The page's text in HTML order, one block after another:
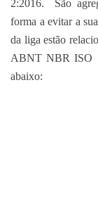
2:2016. São
forma a evitar a
da liga estão
ABNT NBR ISO
abaixo: